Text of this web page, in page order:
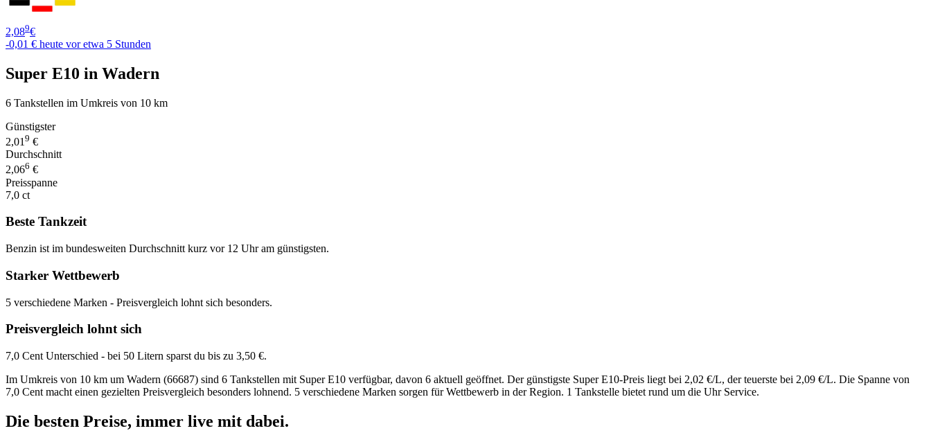
2,089€
-0,01 € heute vor etwa 5 Stunden
Super E10 in Wadern
6 Tankstellen im Umkreis von 10 km
Günstigster
2,01 9 €
Durchschnitt
2,066 €
Preisspanne
7,0 ct
Beste Tankzeit
Benzin ist im bundesweiten Durchschnitt kurz vor 12 Uhr am günstigsten.
Starker Wettbewerb
5 verschiedene Marken - Preisvergleich lohnt sich besonders.
Preisvergleich lohnt sich
7,0 Cent Unterschied - bei 50 Litern sparst du bis zu 3,50 €.
Im Umkreis von 10 km um Wadern (66687) sind 6 Tankstellen mit Super E10 verfügbar, davon 6 aktuell geöffnet. Der günstigste Super E10-Preis liegt bei 2,02 €/L, der teuerste bei 2,09 €/L. Die Spanne von
7,0 Cent macht einen gezielten Preisvergleich besonders lohnend. 5 verschiedene Marken sorgen für Wettbewerb in der Region. 1 Tankstelle bietet rund um die Uhr Service.
Die besten Preise, immer live mit dabei.